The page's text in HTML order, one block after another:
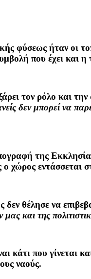
φύσεως ήταν οι
που έχει και η
τον ρόλο και
δεν μπορεί να
της
χώρος εντάσσεται
θέλησε να
και της
κάτι που γίνεται
ναούς.